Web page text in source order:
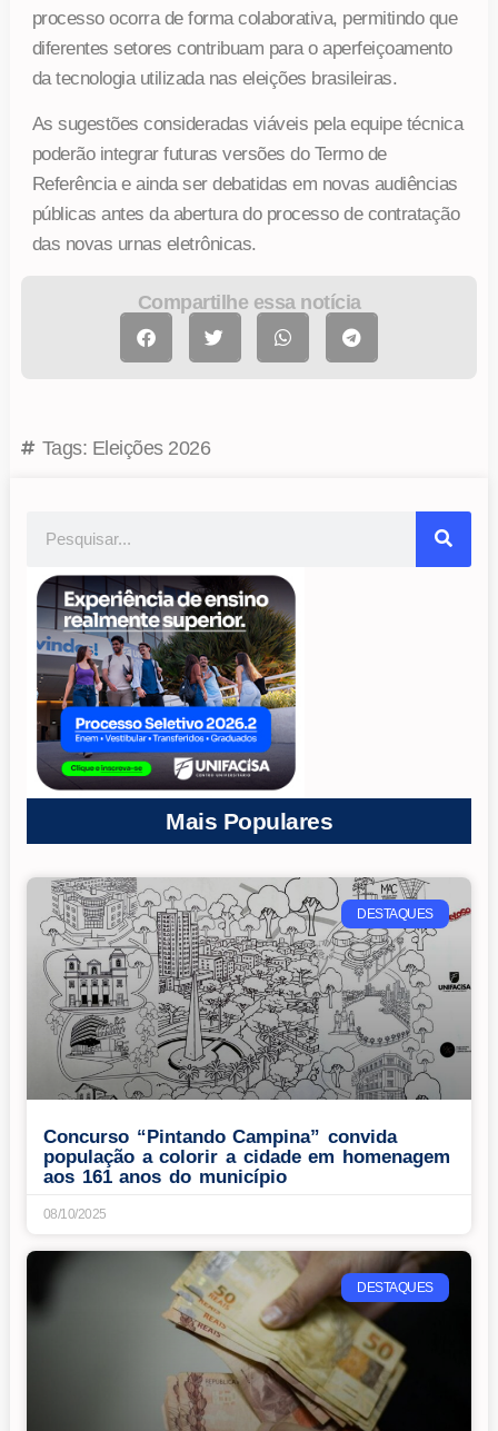
processo ocorra de forma colaborativa, permitindo que
diferentes setores contribuam para o aperfeiçoamento
da tecnologia utilizada nas eleições brasileiras.
As sugestões consideradas viáveis pela equipe técnica
poderão integrar futuras versões do Termo de
Referência e ainda ser debatidas em novas audiências
públicas antes da abertura do processo de contratação
das novas urnas eletrônicas.
Compartilhe essa notícia
Tags: Eleições 2026
Mais Populares
DESTAQUES
Concurso “Pintando Campina” convida
população a colorir a cidade em homenagem
aos 161 anos do município
08/10/2025
DESTAQUES